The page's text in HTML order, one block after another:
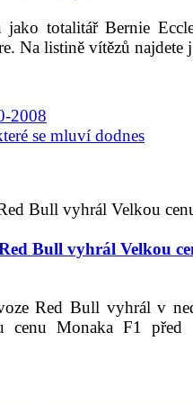
totalitář Bernie
Na listině vítězů najdete
2008
se mluví dodnes
Bull vyhrál Velkou
Red Bull vyhrál v
cenu Monaka F1 před